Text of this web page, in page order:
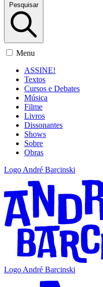
Pesquisar
Menu
ASSINE!
Textos
Cursos e Debates
Música
Filme
Livros
Dissonantes
Shows
Sobre
Obras
Logo André Barcinski
Logo André Barcinski